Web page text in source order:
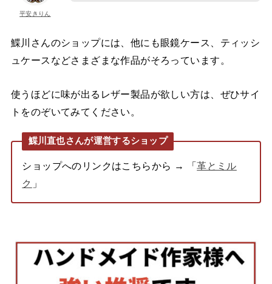
平安きりん
鰈川さんのショップには、他にも眼鏡ケース、ティッシ
ュケースなどさまざまな作品がそろっています。
使うほどに味が出るレザー製品が欲しい方は、ぜひサイ
トをのぞいてみてください。
鰈川直也さんが運営するショップ
ショップへのリンクはこちらから → 「革とミル
ク 」